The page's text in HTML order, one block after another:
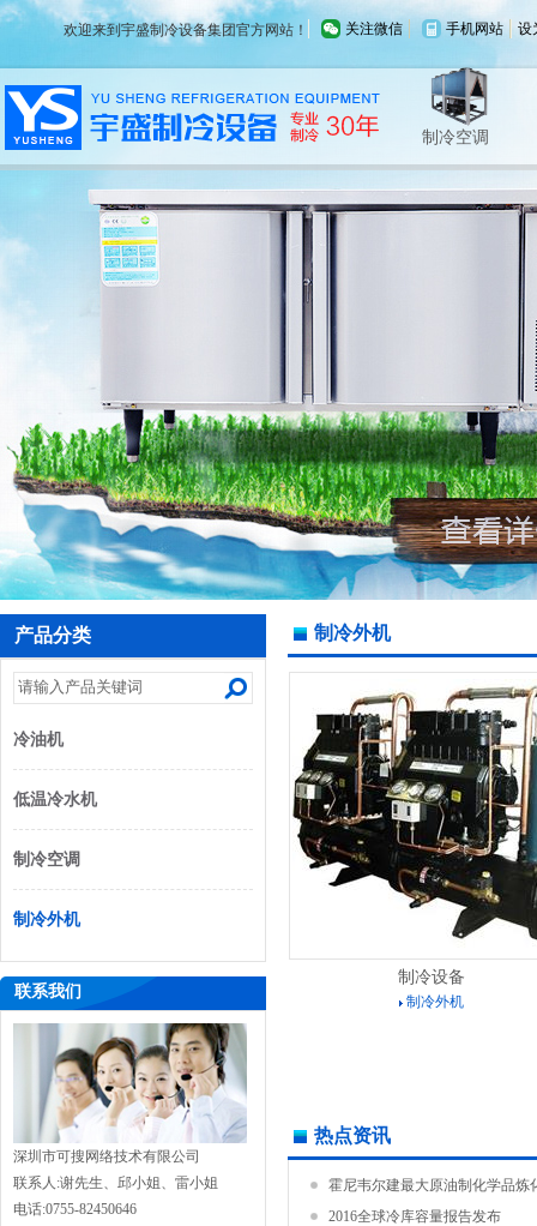
欢迎来到宇盛制冷设备集团官方网站！ 设
手机网站
关注微信
制冷外机 冷油机 低温冷水机 制冷空调
产品分类
冷油机
低温冷水机
制冷空调
制冷外机
联系我们
深圳市可搜网络技术有限公司
联系人:谢先生、邱小姐、雷小姐
电话:0755-82450646
制冷外机
制冷设备
制冷外机
热点资讯
霍尼韦尔建最大原油制化学品炼
2016全球冷库容量报告发布